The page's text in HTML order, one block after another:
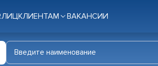
КЛИЕНТАМ ВАКАНСИИ